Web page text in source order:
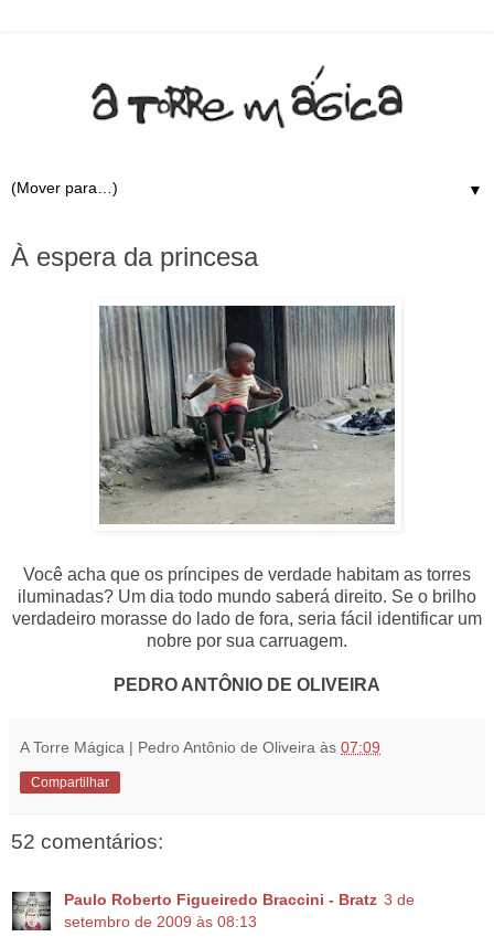
▼
À espera da princesa
Você acha que os príncipes de verdade habitam as torres
iluminadas? Um dia todo mundo saberá direito. Se o brilho
verdadeiro morasse do lado de fora, seria fácil identificar um
nobre por sua carruagem.
PEDRO ANTÔNIO DE OLIVEIRA
A Torre Mágica | Pedro Antônio de Oliveira às 07:09
Compartilhar
52 comentários:
Paulo Roberto Figueiredo Braccini - Bratz 3 de
setembro de 2009 às 08:13